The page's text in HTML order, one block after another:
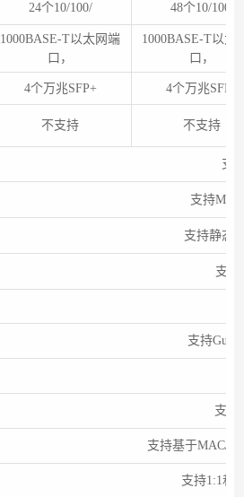
24个10/100/ 48个10/100/
1000BASE-T以太网端
口，
1000BASE-T以太
口，
4个万兆SFP+ 4个万兆SFP+
不支持 不支持
支
支持
支持静态
支持
支持
支持
支持基于MAC/
支持1:1和